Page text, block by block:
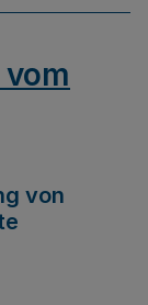
vom
von